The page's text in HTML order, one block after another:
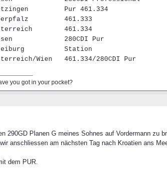
Pur 461.334
461.333
461.334
280CDI Pur
Station
Wien 461.334/280CDI Pur
you got in your pocket?
290GD Planen G meines Sohnes auf Vordermann zu
anschliessen am nächsten Tag nach Kroatien ans
dem PUR.